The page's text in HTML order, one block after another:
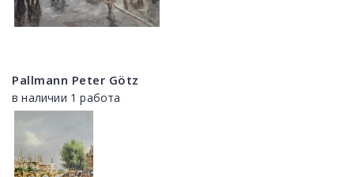
Pallmann Peter Götz
в наличии 1 работа